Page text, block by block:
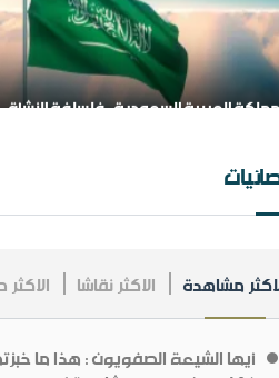
العربية السعودية ، فلسلفة النشأة ،
عــلاقــات الــملك عــبد￼￼ العزیز مــع
مشاهدة الاكثر نقاشا
أيها الشيعة الصفويون : هذا ما